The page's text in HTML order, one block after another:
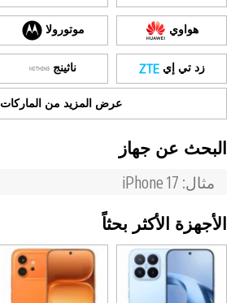
هواوي موتورولا
زد تي إي ناثينج
عرض المزيد من الماركات
البحث عن جهاز
الأجهزة الأكثر بحثاً